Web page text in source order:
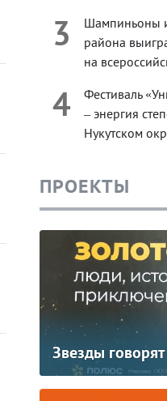
3
Шампиньоны
района
на
4
Фестиваль
– энергия
Нукутском
ПРОЕКТЫ
Звезды